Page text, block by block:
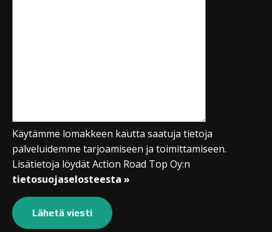
Käytämme lomakkeen kautta saatuja tietoja
palveluidemme tarjoamiseen ja toimittamiseen.
Lisätietoja löydät Action Road Top Oy:n
tietosuojaselosteesta »